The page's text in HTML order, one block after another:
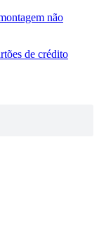
não
de crédito